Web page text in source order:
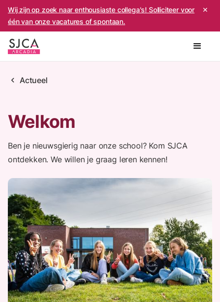
Wij zijn op zoek naar enthousiaste collega's! Solliciteer voor
één van onze vacatures of spontaan.
✕
chevron_left Actueel
Welkom
Ben je nieuwsgierig naar onze school? Kom SJCA
ontdekken. We willen je graag leren kennen!